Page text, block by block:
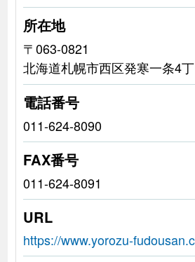
所在地
〒063-0821
北海道札幌市西区発寒一条4
電話番号
011-624-8090
FAX番号
011-624-8091
URL
https://www.yorozu-